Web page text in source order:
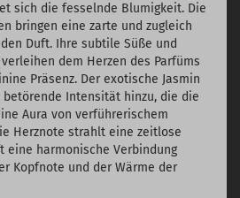
sich die fesselnde Blumigkeit. Die
bringen eine zarte und zugleich
Duft. Ihre subtile Süße und
dem Herzen des Parfüms
Präsenz. Der exotische Jasmin
Intensität hinzu, die die
Aura von verführerischem
Herznote strahlt eine zeitlose
eine harmonische Verbindung
Kopfnote und der Wärme der